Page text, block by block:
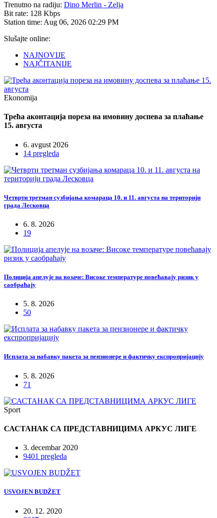
Trenutno na radiju: Dino Merlin - Zelja
Bit rate: 128 Kbps
Station time: Aug 06, 2026 02:29 PM
Slušajte online:
NAJNOVIJE
NAJČITANIJE
Ekonomija
Трећа аконтација пореза на имовину доспева за плаћање
15. августа
6. avgust 2026
14 pregleda
Четврти третман сузбијања комараца 10. и 11. августа на територији
града Лесковца
6. 8. 2026
19
Полиција апелује на возаче: Високе температуре повећавају ризик у
саобраћају
5. 8. 2026
50
Исплата за набавку пакета за пензионере и фактичку експропријацију
5. 8. 2026
71
Sport
САСТАНАК СА ПРЕДСТАВНИЦИМА АРКУС ЛИГЕ
3. decembar 2020
9401 pregleda
USVOJEN BUDŽET
20. 12. 2020